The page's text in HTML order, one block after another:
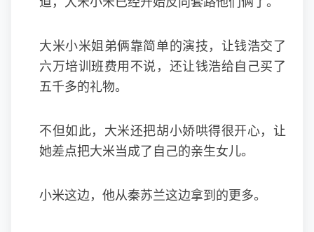
大米小米姐弟俩靠简单的演技，让钱浩交了
六万培训班费用不说，还让钱浩给自己买了
五千多的礼物。
不但如此，大米还把胡小娇哄得很开心，让
她差点把大米当成了自己的亲生女儿。
小米这边，他从秦苏兰这边拿到的更多。